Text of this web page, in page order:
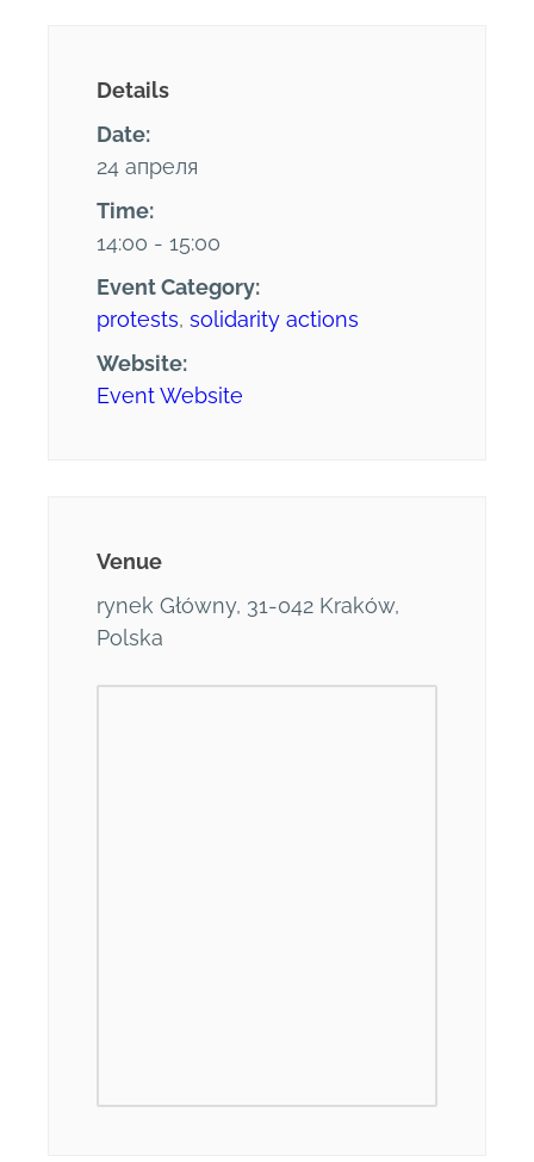
Details
Date:
24 апреля
Time:
14:00 - 15:00
Event Category:
protests, solidarity actions
Website:
Event Website
Venue
rynek Główny, 31-042 Kraków,
Polska